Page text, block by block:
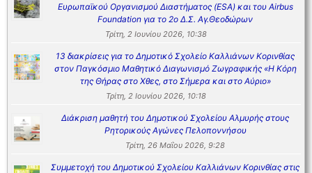
Ευρωπαϊκού Οργανισμού Διαστήματος (ESA) και του Airbus
Foundation για το 2ο Δ.Σ. Αγ.Θεοδώρων
Τρίτη, 2 Ιουνίου 2026, 10:38
13 διακρίσεις για το Δημοτικό Σχολείο Καλλιάνων Κορινθίας
στον Παγκόσμιο Μαθητικό Διαγωνισμό Ζωγραφικής «Η Κόρη
της Θήρας στο Χθες, στο Σήμερα και στο Αύριο»
Τρίτη, 2 Ιουνίου 2026, 10:18
Διάκριση μαθητή του Δημοτικού Σχολείου Αλμυρής στους
Ρητορικούς Αγώνες Πελοποννήσου
Τρίτη, 26 Μαΐου 2026, 9:28
Συμμετοχή του Δημοτικού Σχολείου Καλλιάνων Κορινθίας στις